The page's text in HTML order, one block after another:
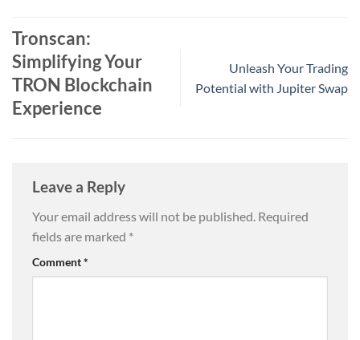
Tronscan:
Simplifying Your
TRON Blockchain
Experience
Unleash Your Trading
Potential with Jupiter Swap
Leave a Reply
Your email address will not be published. Required
fields are marked *
Comment*